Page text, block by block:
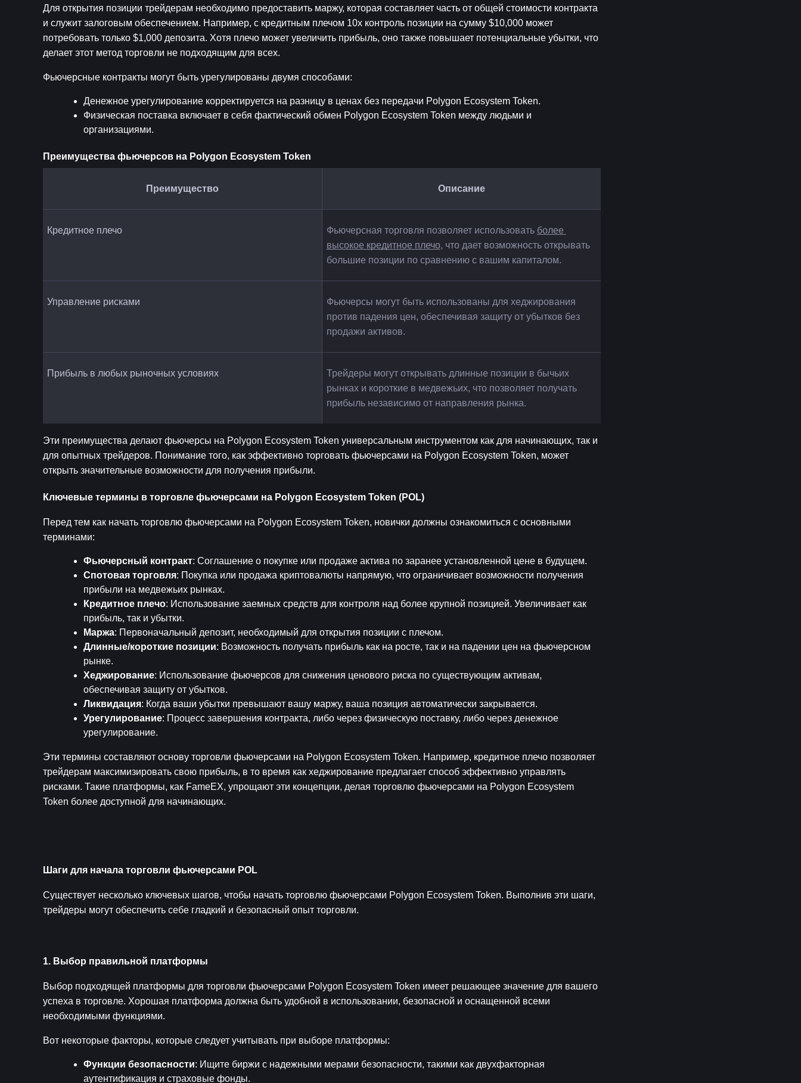
Для открытия позиции трейдерам необходимо предоставить маржу, которая составляет часть от общей стоимости контракта
и служит залоговым обеспечением. Например, с кредитным плечом 10x контроль позиции на сумму $10,000 может
потребовать только $1,000 депозита. Хотя плечо может увеличить прибыль, оно также повышает потенциальные убытки, что
делает этот метод торговли не подходящим для всех.
Фьючерсные контракты могут быть урегулированы двумя способами:
Денежное урегулирование корректируется на разницу в ценах без передачи Polygon Ecosystem Token.
Физическая поставка включает в себя фактический обмен Polygon Ecosystem Token между людьми и
организациями.
Преимущества фьючерсов на Polygon Ecosystem Token
Преимущество Описание
Кредитное плечо Фьючерсная торговля позволяет использовать более
высокое кредитное плечо, что дает возможность открывать
большие позиции по сравнению с вашим капиталом.
Управление рисками
Фьючерсы могут быть использованы для хеджирования
против падения цен, обеспечивая защиту от убытков без
продажи активов.
Прибыль в любых рыночных условиях
Трейдеры могут открывать длинные позиции в бычьих
рынках и короткие в медвежьих, что позволяет получать
прибыль независимо от направления рынка.
Эти преимущества делают фьючерсы на Polygon Ecosystem Token универсальным инструментом как для начинающих, так и
для опытных трейдеров. Понимание того, как эффективно торговать фьючерсами на Polygon Ecosystem Token, может
открыть значительные возможности для получения прибыли.
Ключевые термины в торговле фьючерсами на Polygon Ecosystem Token (POL)
Перед тем как начать торговлю фьючерсами на Polygon Ecosystem Token, новички должны ознакомиться с основными
терминами:
Фьючерсный контракт: Соглашение о покупке или продаже актива по заранее установленной цене в будущем.
Спотовая торговля: Покупка или продажа криптовалюты напрямую, что ограничивает возможности получения
прибыли на медвежьих рынках.
Кредитное плечо: Использование заемных средств для контроля над более крупной позицией. Увеличивает как
прибыль, так и убытки.
Маржа: Первоначальный депозит, необходимый для открытия позиции с плечом.
Длинные/короткие позиции: Возможность получать прибыль как на росте, так и на падении цен на фьючерсном
рынке.
Хеджирование: Использование фьючерсов для снижения ценового риска по существующим активам,
обеспечивая защиту от убытков.
Ликвидация: Когда ваши убытки превышают вашу маржу, ваша позиция автоматически закрывается.
Урегулирование: Процесс завершения контракта, либо через физическую поставку, либо через денежное
урегулирование.
Эти термины составляют основу торговли фьючерсами на Polygon Ecosystem Token. Например, кредитное плечо позволяет
трейдерам максимизировать свою прибыль, в то время как хеджирование предлагает способ эффективно управлять
рисками. Такие платформы, как FameEX, упрощают эти концепции, делая торговлю фьючерсами на Polygon Ecosystem
Token более доступной для начинающих.
Шаги для начала торговли фьючерсами POL
Существует несколько ключевых шагов, чтобы начать торговлю фьючерсами Polygon Ecosystem Token. Выполнив эти шаги,
трейдеры могут обеспечить себе гладкий и безопасный опыт торговли.
1. Выбор правильной платформы
Выбор подходящей платформы для торговли фьючерсами Polygon Ecosystem Token имеет решающее значение для вашего
успеха в торговле. Хорошая платформа должна быть удобной в использовании, безопасной и оснащенной всеми
необходимыми функциями.
Вот некоторые факторы, которые следует учитывать при выборе платформы:
Функции безопасности: Ищите биржи с надежными мерами безопасности, такими как двухфакторная
аутентификация и страховые фонды.